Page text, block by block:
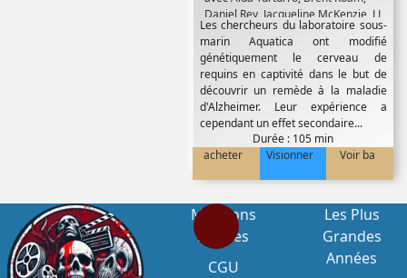
Daniel Rey, Jacqueline McKenzie, LL
Cool J,Michael Rapaport,Saffron
Burrows
,Samuel LµJackson
Stellan
Skarsgard,Thomas Jane
Les chercheurs du laboratoire sous-
marin Aquatica ont modifié
génétiquement le cerveau de
requins en captivité dans le but de
découvrir un remède à la maladie
d'Alzheimer. Leur expérience a
cependant un effet secondaire...
Durée : 105 min
acheter
Visionner Voir ba
Mentions
Légales
CGU
Les Plus
Grandes
Années